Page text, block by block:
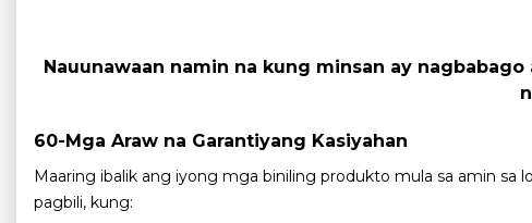
Nauunawaan namin na kung minsan ay
60-Mga Araw na Garantiyang Kasiyahan
Maaring ibalik ang iyong mga biniling produkto mula sa amin sa
pagbili, kung: